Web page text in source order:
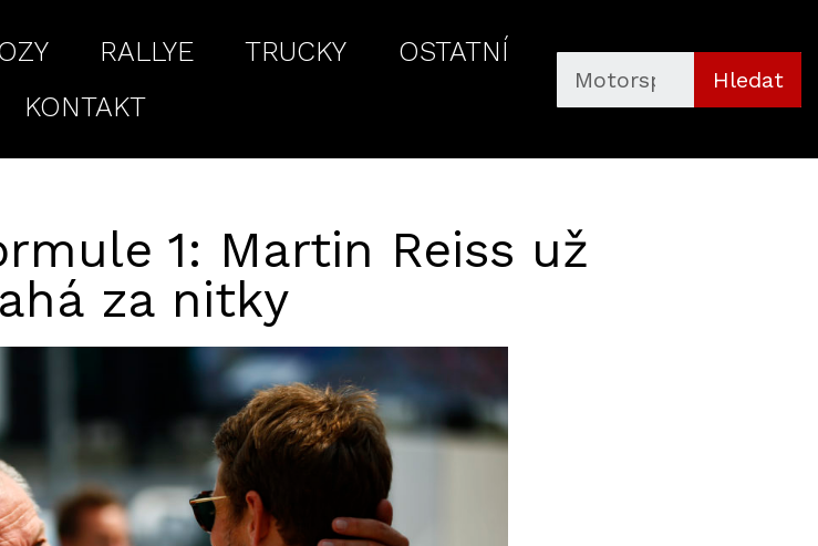
RALLYE TRUCKY
OSTATNÍ
KONTAKT
Hledat
1: Martin Reiss už
za nitky